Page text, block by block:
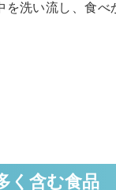
を洗い流し、食
く含む食品